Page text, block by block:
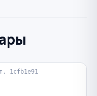
1cfb1e91